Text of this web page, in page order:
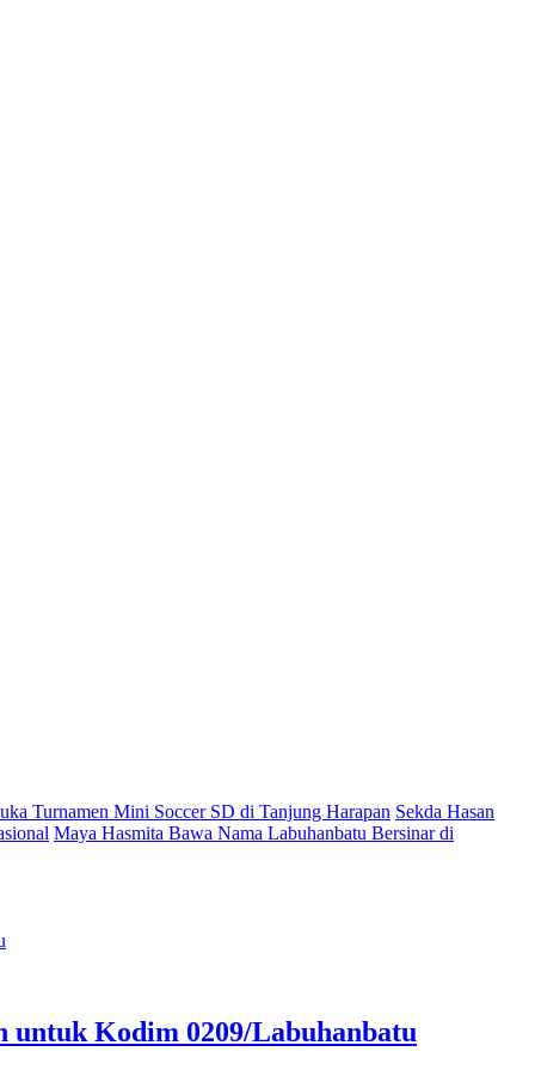
Turnamen Mini Soccer SD di Tanjung Harapan Sekda Hasan
Maya Hasmita Bawa Nama Labuhanbatu Bersinar di
Kodim 0209/Labuhanbatu